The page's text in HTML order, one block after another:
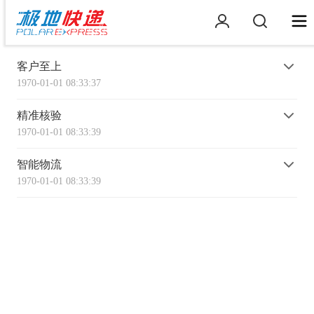
客户至上
1970-01-01 08:33:37
精准核验
1970-01-01 08:33:39
智能物流
1970-01-01 08:33:39